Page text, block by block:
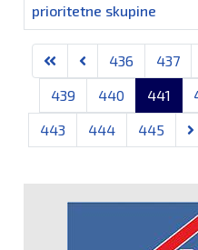
Članci
prioritetne skupine
436 437
439
440 441
443
444 445